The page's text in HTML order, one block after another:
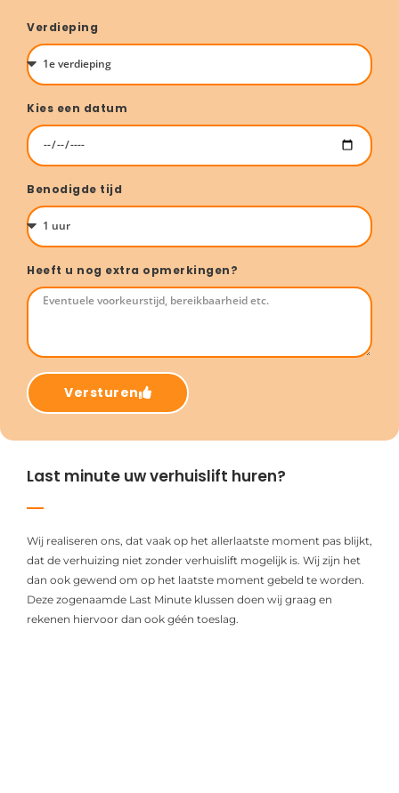
Verdieping
Kies een datum
Benodigde tijd
Heeft u nog extra opmerkingen?
Versturen
Last minute uw verhuislift huren?
Wij realiseren ons, dat vaak op het allerlaatste moment pas blijkt,
dat de verhuizing niet zonder verhuislift mogelijk is. Wij zijn het
dan ook gewend om op het laatste moment gebeld te worden.
Deze zogenaamde Last Minute klussen doen wij graag en
rekenen hiervoor dan ook géén toeslag.